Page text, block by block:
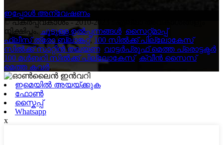
ഇപ്പോൾ അന്വേഷണം
© പകർപ്പവകാശം - 2010-2023 : എല്ലാ അവകാശങ്ങളും
നിക്ഷിപ്തം. ചൂടുള്ള ഉൽപ്പന്നങ്ങൾ സൈറ്റ്മാപ്പ്
ഫ്ലീസ് ത്രോ ബ്ലാങ്കറ്റ്, 100 സിൽക്ക് പില്ലോകേസ്,
സിൽക്ക് സാറ്റിൻ തലയണ, വാട്ടർപ്രൂഫ് മെത്ത പ്രൊട്ടക്ടർ,
100 മൾബറി സിൽക്ക് പില്ലോകേസ്, ക്വീൻ സൈസ്
മെത്ത കവർ,
ഇമെയിൽ അയയ്ക്കുക
ഫോൺ
സ്കൈപ്പ്
Whatsapp
x